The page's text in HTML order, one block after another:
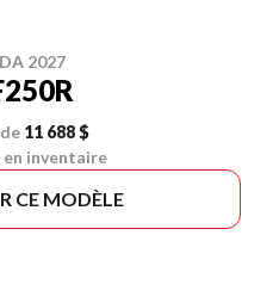
2027
11 688 $
inventaire
CE MODÈLE